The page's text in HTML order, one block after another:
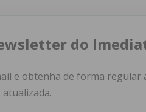
do
e obtenha de forma regular
atualizada.